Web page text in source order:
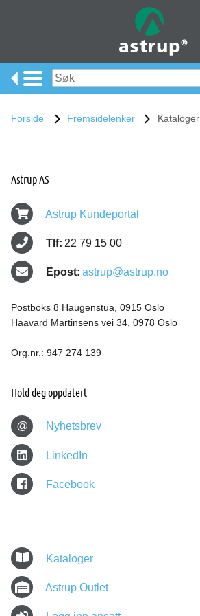
Forside Fremsidelenker Kataloger
Astrup AS
Astrup Kundeportal
Tlf: 22 79 15 00
Epost: astrup@astrup.no
Postboks 8 Haugenstua, 0915 Oslo
Haavard Martinsens vei 34, 0978 Oslo
Org.nr.: 947 274 139
Hold deg oppdatert
@ Nyhetsbrev
LinkedIn
Facebook
Kataloger
Astrup Outlet